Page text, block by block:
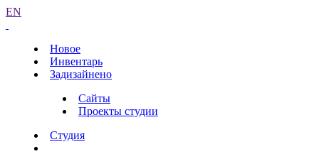
EN
Новое
Инвентарь
Задизайнено
Сайты
Проекты студии
Студия